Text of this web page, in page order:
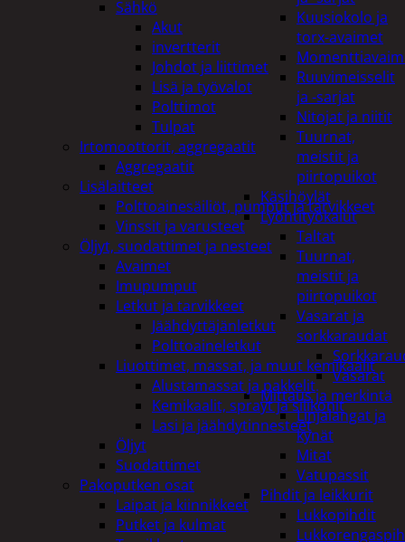
Kuusiokolo ja
torx-avaimet
Ruuvimeisselit
ja -sarjat
Nitojat ja niitit
Tuurnat,
meistit ja
piirtopuikot
Käsihöylät
Lyöntityökalut
Taltat
Tuurnat,
meistit ja
piirtopuikot
Vasarat ja
sorkkaraudat
Vasarat
Mittaus ja merkintä
Linjalangat ja
kynät
Mitat
Vatupassit
Pihdit ja leikkurit
Lukkopihdit
Sähkö
Akut
invertterit
Johdot ja liittimet
Lisä ja työvalot
Polttimot
Tulpat
Irtomoottorit, aggregaatit
Aggregaatit
Lisälaitteet
Polttoainesäiliöt, pumput ja tarvikkeet
Vinssit ja varusteet
Öljyt, suodattimet ja nesteet
Avaimet
Imupumput
Letkut ja tarvikkeet
Jäähdyttäjänletkut
Polttoaineletkut
Liuottimet, massat, ja muut kemikaalit
Alustamassat ja pakkelit
Kemikaalit, sprayt ja silikonit
Lasi ja jäähdytinnesteet
Öljyt
Suodattimet
Pakoputken osat
Laipat ja kiinnikkeet
Putket ja kulmat